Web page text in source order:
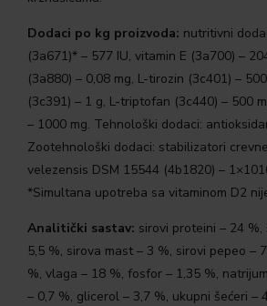
Dodaci po kg proizvoda: nutritivni
(3a671)* – 577 IU, vitamin E (3a700) –
(3a880) – 0,08 mg, L-tirozin (3c401) –
(3c391) – 1 g, L-triptofan (3c440) – 500
– 1000 mg. Tehnološki dodaci:
Zootehnološki dodaci: stabilizatori
velezensis DSM 15544 (4b1820) –
*Simultana upotreba sa vitaminom D2
Analitički sastav: sirovi proteini – 24
5,5 %, sirova mast – 3 %, sirovi pepeo –
%, vlaga – 18 %, fosfor – 1,35 %,
– 0,7 %, glicerol – 3,7 %, ukupni šećeri –